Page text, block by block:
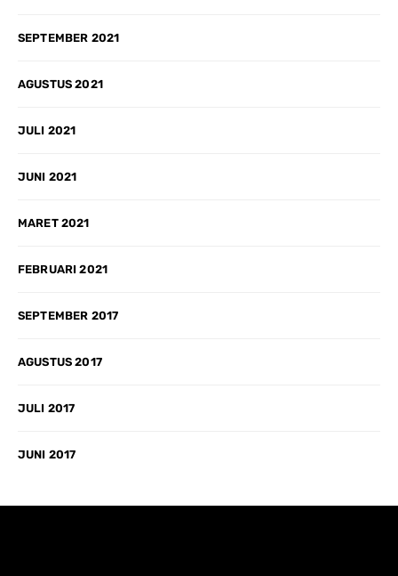
SEPTEMBER 2021
AGUSTUS 2021
JULI 2021
JUNI 2021
MARET 2021
FEBRUARI 2021
SEPTEMBER 2017
AGUSTUS 2017
JULI 2017
JUNI 2017